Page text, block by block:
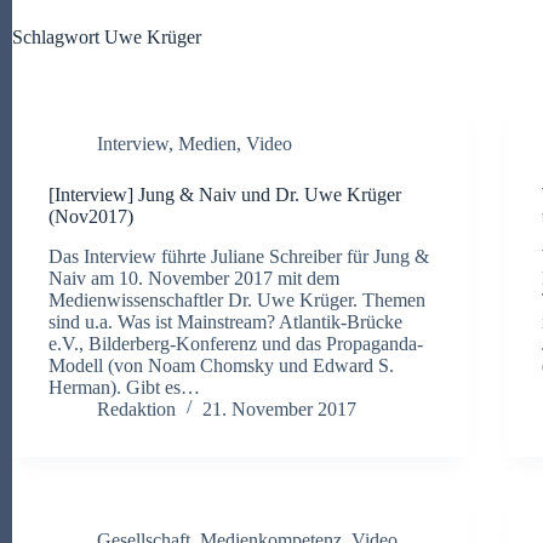
Schlagwort Uwe Krüger
Interview, Medien, Video
[Interview] Jung & Naiv und Dr. Uwe Krüger
(Nov2017)
Das Interview führte Juliane Schreiber für Jung &
Naiv am 10. November 2017 mit dem
Medienwissenschaftler Dr. Uwe Krüger. Themen
sind u.a. Was ist Mainstream? Atlantik-Brücke
e.V., Bilderberg-Konferenz und das Propaganda-
Modell (von Noam Chomsky und Edward S.
Herman). Gibt es…
Redaktion
21. November 2017